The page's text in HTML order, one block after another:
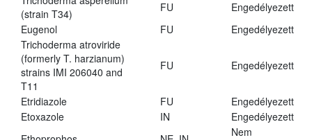
(strain T34)
FU
Engedélyezett
Eugenol
FU
Engedélyezett
Trichoderma atroviride
(formerly T. harzianum)
strains IMI 206040 and
T11
FU Engedélyezett
Etridiazole FU
Engedélyezett
Etoxazole
IN
Engedélyezett
Nem